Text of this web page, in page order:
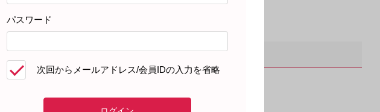
パスワード
次回からメールアドレス/会員IDの入力を省略